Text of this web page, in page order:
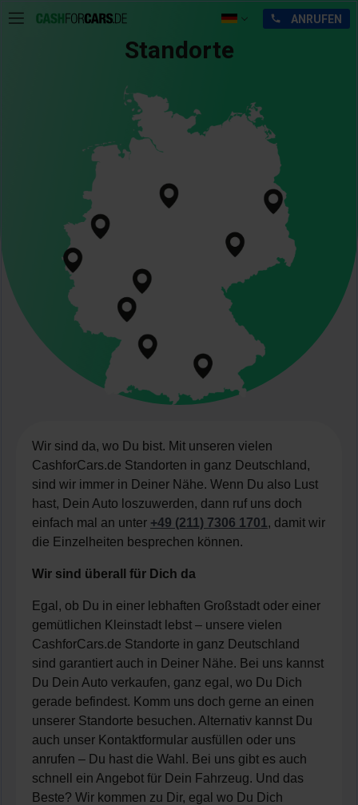
Standorte
Wir sind da, wo Du bist. Mit unseren vielen
CashforCars.de Standorten in ganz Deutschland,
sind wir immer in Deiner Nähe. Wenn Du also Lust
hast, Dein Auto loszuwerden, dann ruf uns doch
einfach mal an unter +49 (211) 7306 1701, damit wir
die Einzelheiten besprechen können.
Wir sind überall für Dich da
Egal, ob Du in einer lebhaften Großstadt oder einer
gemütlichen Kleinstadt lebst – unsere vielen
CashforCars.de Standorte in ganz Deutschland
sind garantiert auch in Deiner Nähe. Bei uns kannst
Du Dein Auto verkaufen, ganz egal, wo Du Dich
gerade befindest. Komm uns doch gerne an einen
unserer Standorte besuchen. Alternativ kannst Du
auch unser Kontaktformular ausfüllen oder uns
anrufen – Du hast die Wahl. Bei uns gibt es auch
schnell ein Angebot für Dein Fahrzeug. Und das
Beste? Wir kommen zu Dir, egal wo Du Dich